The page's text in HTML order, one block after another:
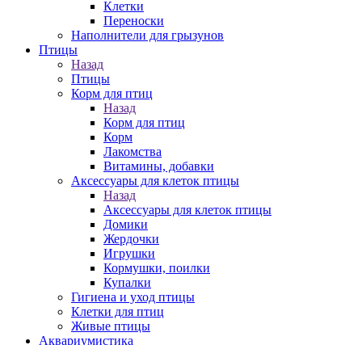
Клетки
Переноски
Наполнители для грызунов
Птицы
Назад
Птицы
Корм для птиц
Назад
Корм для птиц
Корм
Лакомства
Витамины, добавки
Аксессуары для клеток птицы
Назад
Аксессуары для клеток птицы
Домики
Жердочки
Игрушки
Кормушки, поилки
Купалки
Гигиена и уход птицы
Клетки для птиц
Живые птицы
Аквариумистика